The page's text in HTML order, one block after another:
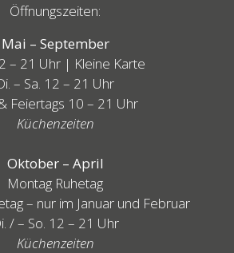
Öffnungszeiten:
Mai – September
– 21 Uhr | Kleine Karte
– Sa. 12 – 21 Uhr
Feiertags 10 – 21 Uhr
Küchenzeiten
Oktober – April
Montag Ruhetag
– nur im Januar und Februar
/ – So. 12 – 21 Uhr
Küchenzeiten